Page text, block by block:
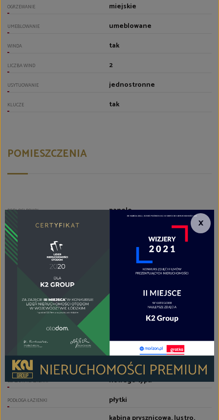
OGRZEWANIE miejskie
UMEBLOWANIE umeblowane
WINDA tak
LICZBA WIND 2
USYTUOWANIE jednostronne
KLUCZE tak
POMIESZCZENIA
PODŁOGI POKOI panele
TYP KUCHNI z zabudową kuchenną
RODZAJ KUCHNI aneks kuchenny
zmywarka, zlewozmywak z
baterią, szafki kuchenne, płyta
indukcyjna, piekarnik, okap
kuchenny, meble kuchenne
na wymiar, lodówko-
TYP ŁAZIENKI razem z wc
LICZBA ŁAZIENEK
GLAZURA ŁAZIENKI nowego typu
PODŁOGA ŁAZIENKI płytki
×